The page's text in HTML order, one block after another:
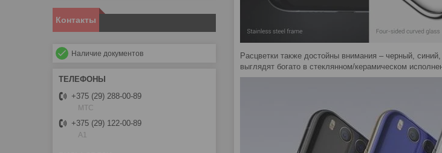
Расцветки также достойны внимания – черный,
выглядят богато в стеклянном/керамическом
Контакты
Наличие документов
+375 (29) 288-00-89
МТС
+375 (29) 122-00-89
A1